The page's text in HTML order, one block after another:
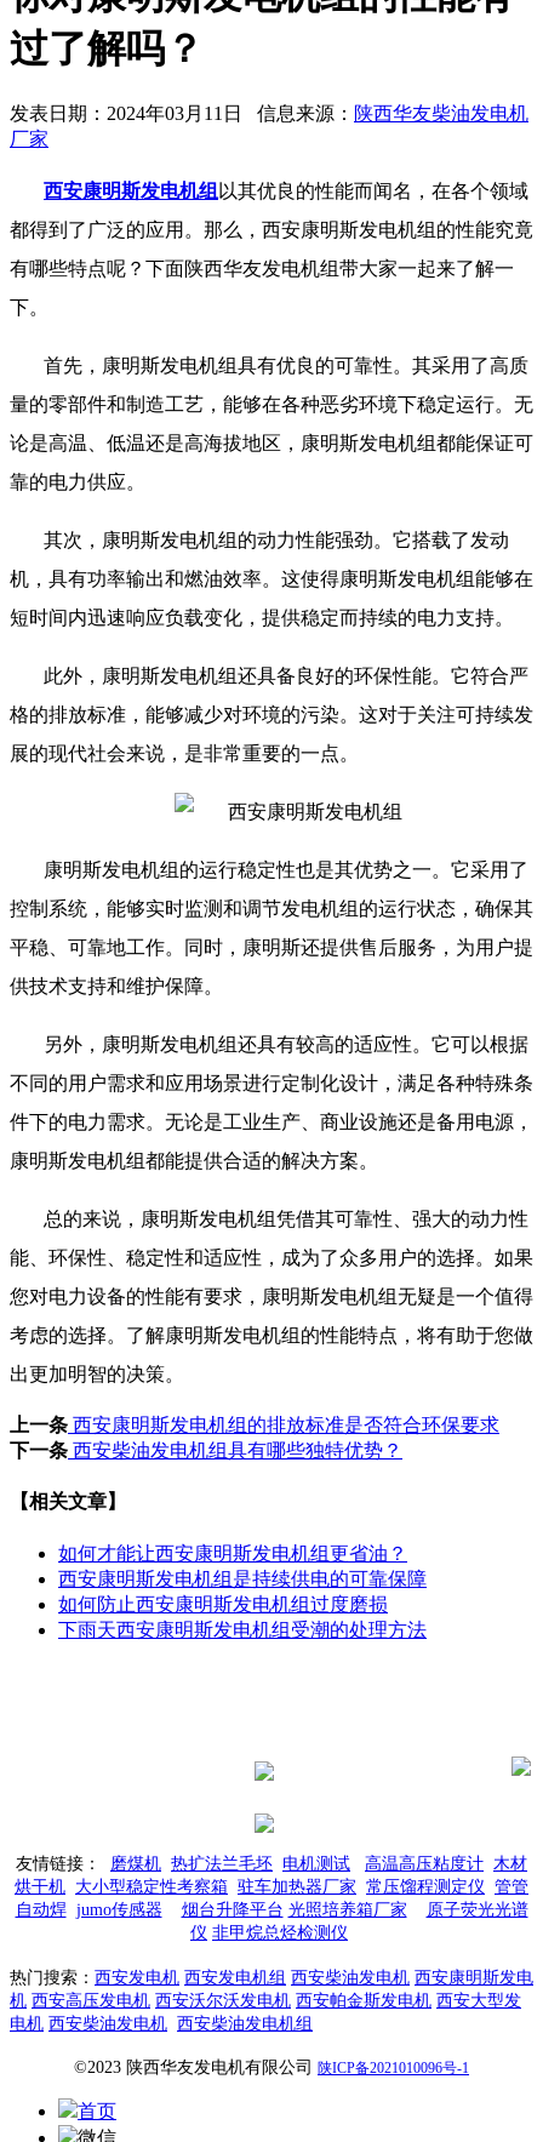
过了解吗？
发表日期：2024年03月11日 信息来源： 陕西华友柴油发电机
厂家
西安康明斯发电机组 以其优良的性能而闻名，在各个领域
都得到了广泛的应用。那么，西安康明斯发电机组的性能究竟
有哪些特点呢？下面陕西华友发电机组带大家一起来了解一
下。
首先，康明斯发电机组具有优良的可靠性。其采用了高质
量的零部件和制造工艺，能够在各种恶劣环境下稳定运行。无
论是高温、低温还是高海拔地区，康明斯发电机组都能保证可
靠的电力供应。
其次，康明斯发电机组的动力性能强劲。它搭载了发动
机，具有功率输出和燃油效率。这使得康明斯发电机组能够在
短时间内迅速响应负载变化，提供稳定而持续的电力支持。
此外，康明斯发电机组还具备良好的环保性能。它符合严
格的排放标准，能够减少对环境的污染。这对于关注可持续发
展的现代社会来说，是非常重要的一点。
康明斯发电机组的运行稳定性也是其优势之一。它采用了
控制系统，能够实时监测和调节发电机组的运行状态，确保其
平稳、可靠地工作。同时，康明斯还提供售后服务，为用户提
供技术支持和维护保障。
另外，康明斯发电机组还具有较高的适应性。它可以根据
不同的用户需求和应用场景进行定制化设计，满足各种特殊条
件下的电力需求。无论是工业生产、商业设施还是备用电源，
康明斯发电机组都能提供合适的解决方案。
总的来说，康明斯发电机组凭借其可靠性、强大的动力性
能、环保性、稳定性和适应性，成为了众多用户的选择。如果
您对电力设备的性能有要求，康明斯发电机组无疑是一个值得
考虑的选择。了解康明斯发电机组的性能特点，将有助于您做
出更加明智的决策。
上一条 西安康明斯发电机组的排放标准是否符合环保要求
下一条 西安柴油发电机组具有哪些独特优势？
【相关文章】
如何才能让西安康明斯发电机组更省油？
西安康明斯发电机组是持续供电的可靠保障
如何防止西安康明斯发电机组过度磨损
下雨天西安康明斯发电机组受潮的处理方法
友情链接： 磨煤机 热扩法兰毛坯 电机测试 高温高压粘度计 木材
烘干机 大小型稳定性考察箱 驻车加热器厂家 常压馏程测定仪 管管
自动焊 jumo传感器 烟台升降平台 光照培养箱厂家
原子荧光光谱
仪 非甲烷总烃检测仪
热门搜索： 西安发电机 西安发电机组 西安柴油发电机 西安康明斯发电
机 西安高压发电机 西安沃尔沃发电机 西安帕金斯发电机 西安大型发
电机 西安柴油发电机 西安柴油发电机组
©2023 陕西华友发电机有限公司 陕ICP备2021010096号-1
首页
微信